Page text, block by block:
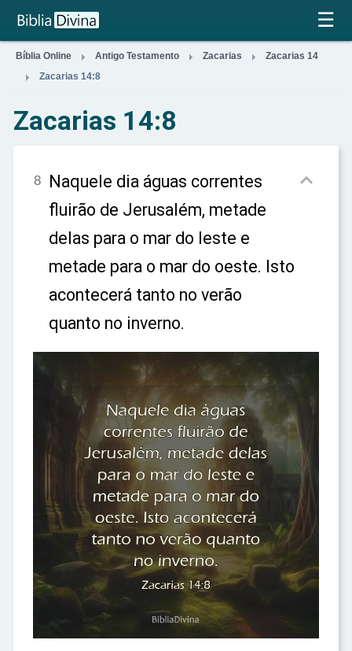
×
☰
Bíblia Online  Antigo Testamento  Zacarias  Zacarias 14
 Zacarias 14:8
Zacarias 14:8
8 Naquele dia águas correntes
fluirão de Jerusalém, metade
delas para o mar do leste e
metade para o mar do oeste. Isto
acontecerá tanto no verão
quanto no inverno.
